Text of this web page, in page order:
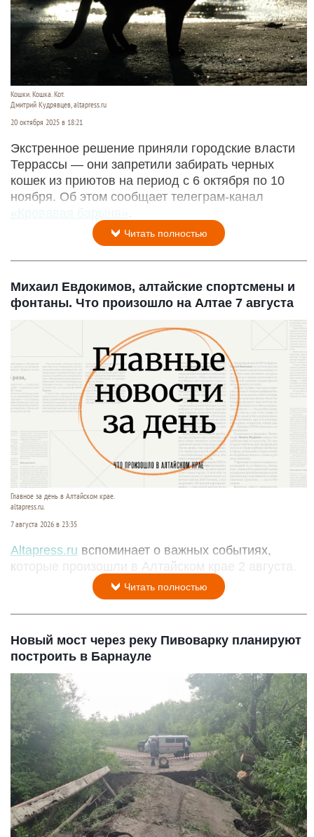
Кошки. Кошка. Кот.
Дмитрий Кудрявцев, altapress.ru
20 октября 2025 в 18:21
Экстренное решение приняли городские власти
Террассы — они запретили забирать черных
кошек из приютов на период с 6 октября по 10
ноября. Об этом сообщает телеграм-канал
«Кровавая барыня»
Читать полностью
Михаил Евдокимов, алтайские спортсмены и
фонтаны. Что произошло на Алтае 7 августа
Главное за день в Алтайском крае.
altapress.ru.
7 августа 2026 в 23:35
Altapress.ru вспоминает о важных событиях,
которые произошли в Алтайском крае 2 августа.
Читать полностью
Новый мост через реку Пивоварку планируют
построить в Барнауле